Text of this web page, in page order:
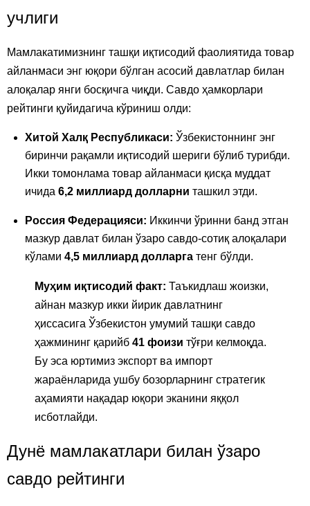
учлиги
Мамлакатимизнинг ташқи иқтисодий фаолиятида товар
айланмаси энг юқори бўлган асосий давлатлар билан
алоқалар янги босқичга чиқди. Савдо ҳамкорлари
рейтинги қуйидагича кўриниш олди:
Хитой Халқ Республикаси: Ўзбекистоннинг энг
биринчи рақамли иқтисодий шериги бўлиб турибди.
Икки томонлама товар айланмаси қисқа муддат
ичида 6,2 миллиард долларни ташкил этди.
Россия Федерацияси: Иккинчи ўринни банд этган
мазкур давлат билан ўзаро савдо-сотиқ алоқалари
кўлами 4,5 миллиард долларга тенг бўлди.
Муҳим иқтисодий факт: Таъкидлаш жоизки,
айнан мазкур икки йирик давлатнинг
ҳиссасига Ўзбекистон умумий ташқи савдо
ҳажмининг қарийб 41 фоизи тўғри келмоқда.
Бу эса юртимиз экспорт ва импорт
жараёнларида ушбу бозорларнинг стратегик
аҳамияти нақадар юқори эканини яққол
исботлайди.
Дунё мамлакатлари билан ўзаро
савдо рейтинги